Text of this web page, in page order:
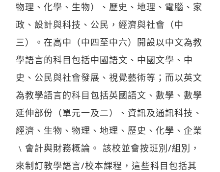
物理、化學、生物）、歷史、地理、電腦、家
政、設計與科技、公民，經濟與社會（中
三）。在高中（中四至中六）開設以中文為教
學語言的科目包括中國語文、中國文學、中
史、公民與社會發展、視覺藝術等；而以英文
為教學語言的科目包括英國語文、數學、數學
延伸部份（單元一及二）、資訊及通訊科技、
經濟、生物、物理、地理、歷史、化學、企業
﹨會計與財務概論。 該校並會按班別/組別，
來制訂教學語言/校本課程，這些科目包括其